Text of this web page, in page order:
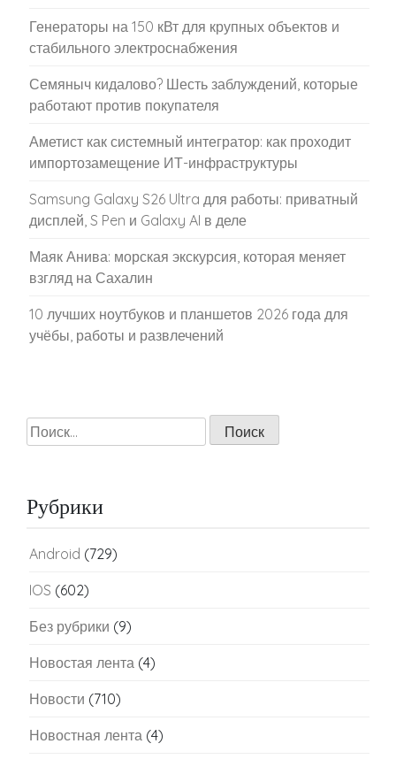
Генераторы на 150 кВт для крупных объектов и
стабильного электроснабжения
Семяныч кидалово? Шесть заблуждений, которые
работают против покупателя
Аметист как системный интегратор: как проходит
импортозамещение ИТ-инфраструктуры
Samsung Galaxy S26 Ultra для работы: приватный
дисплей, S Pen и Galaxy AI в деле
Маяк Анива: морская экскурсия, которая меняет
взгляд на Сахалин
10 лучших ноутбуков и планшетов 2026 года для
учёбы, работы и развлечений
Найти:
Рубрики
Android (729)
IOS (602)
Без рубрики (9)
Новостая лента (4)
Новости (710)
Новостная лента (4)